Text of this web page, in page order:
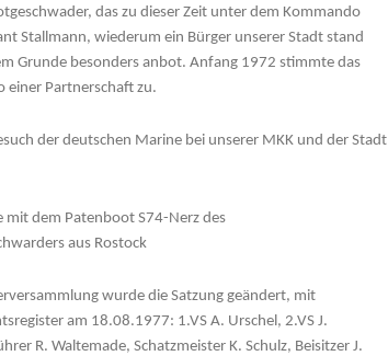
das zu dieser Zeit unter dem Kommando
Stallmann, wiederum ein Bürger unserer Stadt stand
Grunde besonders anbot. Anfang 1972 stimmte das
einer Partnerschaft zu.
der deutschen Marine bei unserer MKK und der Stadt
dem Patenboot S74-Nerz des
aus Rostock
wurde die Satzung geändert, mit
am 18.08.1977: 1.VS A. Urschel, 2.VS J.
R. Waltemade, Schatzmeister K. Schulz, Beisitzer J.